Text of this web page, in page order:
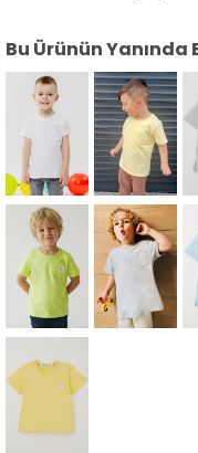
Bu Ürünün Yanında